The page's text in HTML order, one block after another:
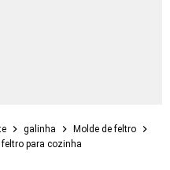
galinha
Molde de feltro
feltro para cozinha